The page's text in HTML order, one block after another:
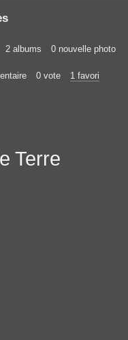
2 albums 0 nouvelle photo
0 vote 1 favori
Terre